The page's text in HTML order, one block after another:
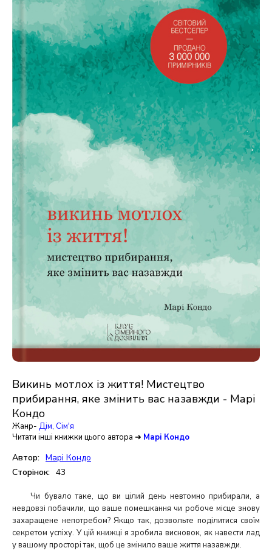
Викинь мотлох із життя! Мистецтво
прибирання, яке змінить вас назавжди - Марі
Кондо
Жанр- Дім, Сім'я
Читати інші книжки цього автора ➜ Марі Кондо
Автор: Марі Кондо
Сторінок: 43
Чи бувало таке, що ви цілий день невтомно прибирали, а
невдовзі побачили, що ваше помешкання чи робоче місце знову
захаращене непотребом? Якщо так, дозвольте поділитися своїм
секретом успіху. У цій книжці я зробила висновок, як навести лад
у вашому просторі так, щоб це змінило ваше життя назавжди.